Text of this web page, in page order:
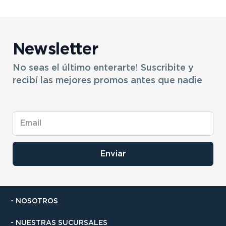
Newsletter
No seas el último enterarte! Suscribite y
recibí las mejores promos antes que nadie
Enviar
- NOSOTROS
- NUESTRAS SUCURSALES